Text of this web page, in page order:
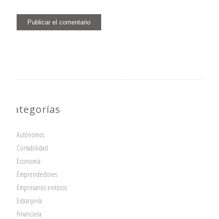
Categorías
Autónomos
Contabilidad
Economía
Emprendedores
Empresarios exitosos
Extranjería
Financiera